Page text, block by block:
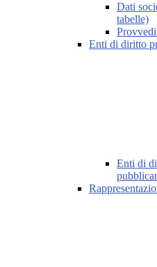
Dati
tabelle)
Enti di diritto
Enti di